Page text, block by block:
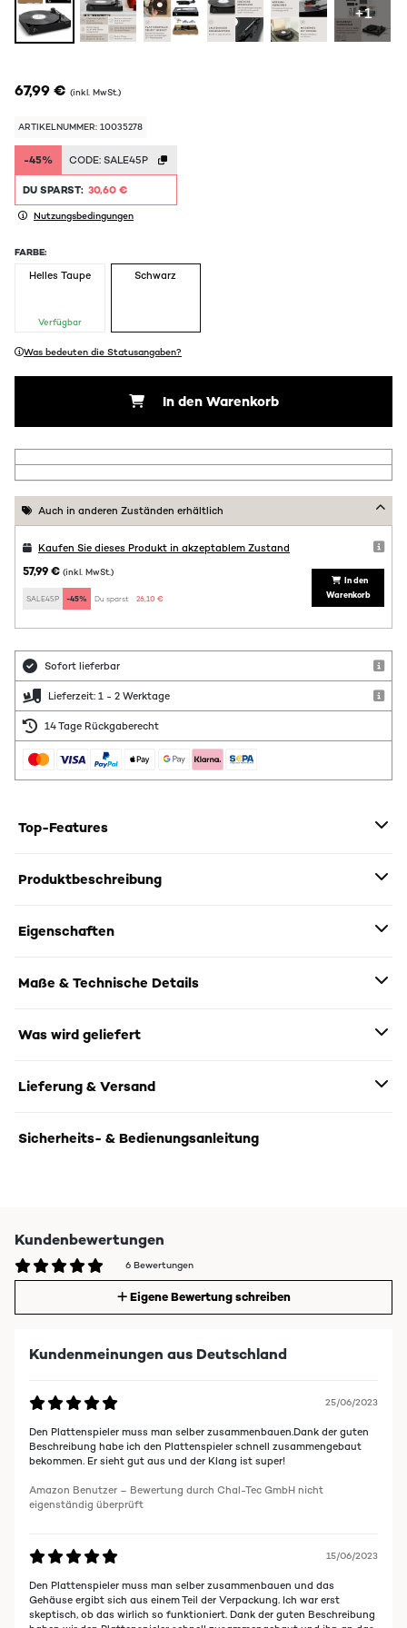
+1
67,99 € (inkl. MwSt.)
ARTIKELNUMMER: 10035278
-45% CODE: SALE45P
DU SPARST: 30,60 €
Nutzungsbedingungen
FARBE:
Helles Taupe
Verfügbar
Schwarz
Was bedeuten die Statusangaben?
In den Warenkorb
Auch in anderen Zuständen erhältlich
Kaufen Sie dieses Produkt in akzeptablem Zustand
57,99 € (inkl. MwSt.)
SALE45P -45% Du sparst: 26,10 €
In den
Warenkorb
Sofort lieferbar
Lieferzeit: 1 - 2 Werktage
14 Tage Rückgaberecht
Top-Features
Produktbeschreibung
Eigenschaften
Maße & Technische Details
Was wird geliefert
Lieferung & Versand
Sicherheits- & Bedienungsanleitung
Kundenbewertungen
6 Bewertungen
Eigene Bewertung schreiben
Kundenmeinungen aus Deutschland
25/06/2023
Den Plattenspieler muss man selber zusammenbauen.Dank der guten
Beschreibung habe ich den Plattenspieler schnell zusammengebaut
bekommen. Er sieht gut aus und der Klang ist super!
Amazon Benutzer – Bewertung durch Chal-Tec GmbH nicht
eigenständig überprüft
15/06/2023
Den Plattenspieler muss man selber zusammenbauen und das
Gehäuse ergibt sich aus einem Teil der Verpackung. Ich war erst
skeptisch, ob das wirlich so funktioniert. Dank der guten Beschreibung